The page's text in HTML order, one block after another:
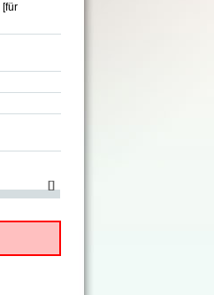
[für
[]